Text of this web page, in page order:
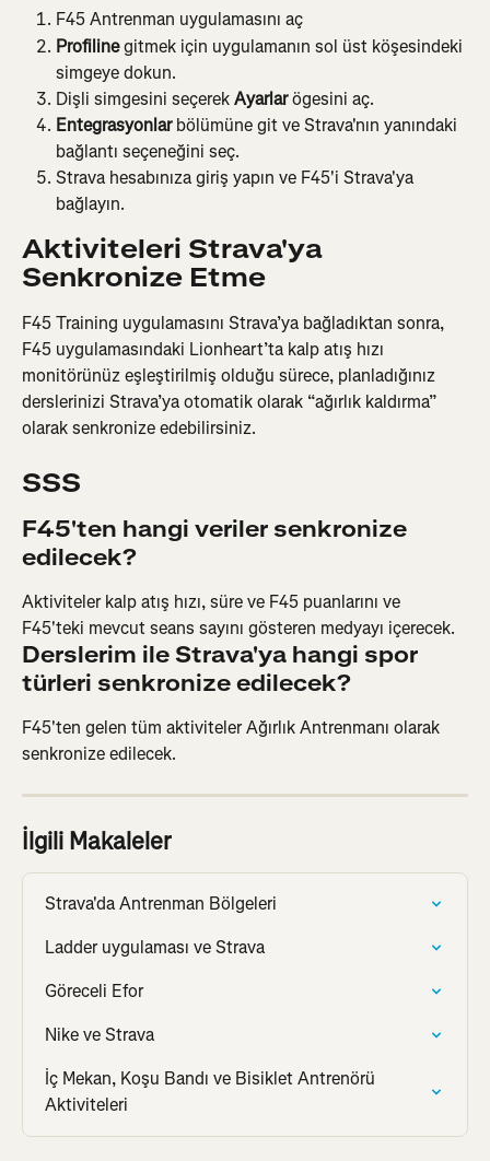
F45 Antrenman uygulamasını aç
Profiline gitmek için uygulamanın sol üst köşesindeki
simgeye dokun.
Dişli simgesini seçerek Ayarlar ögesini aç.
Entegrasyonlar bölümüne git ve Strava'nın yanındaki
bağlantı seçeneğini seç.
Strava hesabınıza giriş yapın ve F45'i Strava'ya
bağlayın.
Aktiviteleri Strava'ya
Senkronize Etme
F45 Training uygulamasını Strava’ya bağladıktan sonra,
F45 uygulamasındaki Lionheart’ta kalp atış hızı
monitörünüz eşleştirilmiş olduğu sürece, planladığınız
derslerinizi Strava’ya otomatik olarak “ağırlık kaldırma”
olarak senkronize edebilirsiniz.
SSS
F45'ten hangi veriler senkronize
edilecek?
Aktiviteler kalp atış hızı, süre ve F45 puanlarını ve
F45'teki mevcut seans sayını gösteren medyayı içerecek.
Derslerim ile Strava'ya hangi spor
türleri senkronize edilecek?
F45'ten gelen tüm aktiviteler Ağırlık Antrenmanı olarak
senkronize edilecek.
İlgili Makaleler
Strava'da Antrenman Bölgeleri
Ladder uygulaması ve Strava
Göreceli Efor
Nike ve Strava
İç Mekan, Koşu Bandı ve Bisiklet Antrenörü
Aktiviteleri